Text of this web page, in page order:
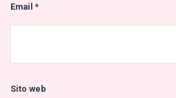
Email*
Sito web